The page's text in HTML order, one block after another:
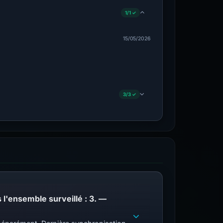
1/1 ✓
15/05/2026
3/3 ✓
PhishDestroy répertorie ce domaine ; correspondances de liste de blocage publique dans l'ensemble surveillé : 3. —